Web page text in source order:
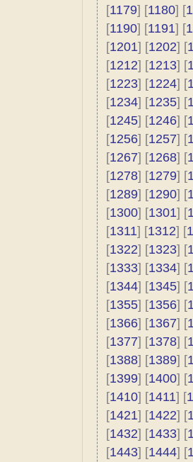
[1179] [1180] [
[1190] [1191] [
[1201] [1202] [
[1212] [1213] [
[1223] [1224] [
[1234] [1235] [
[1245] [1246] [
[1256] [1257] [
[1267] [1268] [
[1278] [1279] [
[1289] [1290] [
[1300] [1301] [
[1311] [1312] [
[1322] [1323] [
[1333] [1334] [
[1344] [1345] [
[1355] [1356] [
[1366] [1367] [
[1377] [1378] [
[1388] [1389] [
[1399] [1400] [
[1410] [1411] [
[1421] [1422] [
[1432] [1433] [
[1443] [1444] [